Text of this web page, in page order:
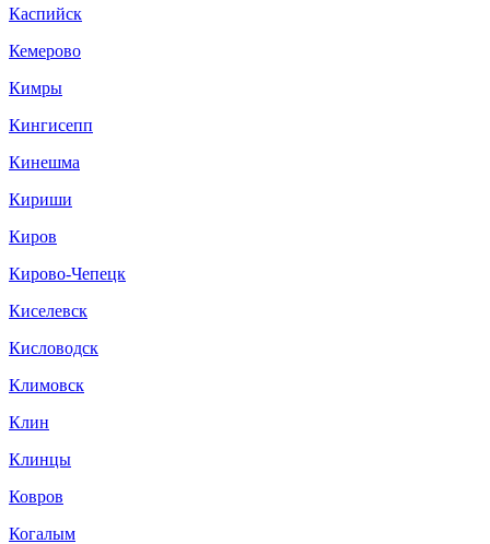
Каспийск
Кемерово
Кимры
Кингисепп
Кинешма
Кириши
Киров
Кирово-Чепецк
Киселевск
Кисловодск
Климовск
Клин
Клинцы
Ковров
Когалым